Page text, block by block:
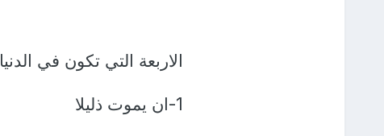
الاربعة التي تكون في الدنيا
1-ان يموت ذليلا